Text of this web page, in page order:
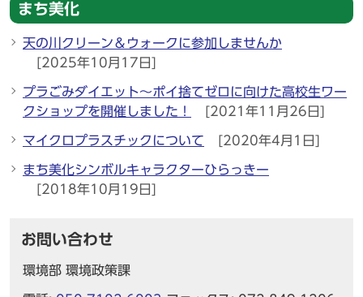
まち美化
天の川クリーン＆ウォークに参加しませんか
[2025年10月17日]
プラごみダイエット～ポイ捨てゼロに向けた高校生ワー
クショップを開催しました！
[2021年11月26日]
マイクロプラスチックについて [2020年4月1日]
まち美化シンボルキャラクターひらっきー
[2018年10月19日]
お問い合わせ
環境部 環境政策課